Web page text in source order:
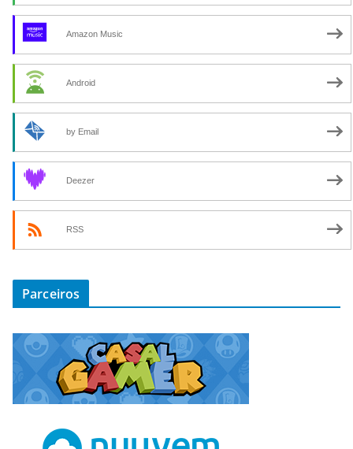
Amazon Music
Android
by Email
Deezer
RSS
Parceiros